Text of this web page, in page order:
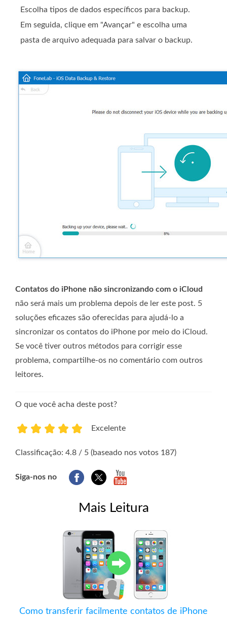
Escolha tipos de dados específicos para backup.
Em seguida, clique em "Avançar" e escolha uma
pasta de arquivo adequada para salvar o backup.
Contatos do iPhone não sincronizando com o iCloud
não será mais um problema depois de ler este post. 5
soluções eficazes são oferecidas para ajudá-lo a
sincronizar os contatos do iPhone por meio do iCloud.
Se você tiver outros métodos para corrigir esse
problema, compartilhe-os no comentário com outros
leitores.
O que você acha deste post?
Excelente
Classificação: 4.8 / 5 (baseado nos votos 187)
Siga-nos no
Mais Leitura
Como transferir facilmente contatos de iPhone